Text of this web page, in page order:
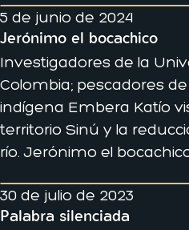
5 de junio de 2024
Jerónimo el bocachico
Investigadores de la
Colombia; pescadores
indígena Embera Katío
territorio Sinú y la
río. Jerónimo el
30 de julio de 2023
Palabra silenciada